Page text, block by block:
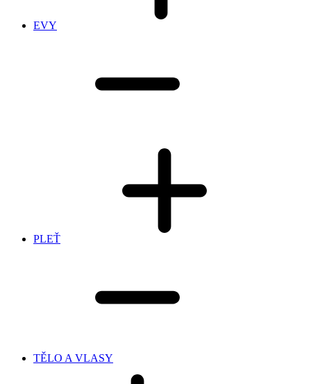
EVY
PLEŤ
TĚLO A VLASY